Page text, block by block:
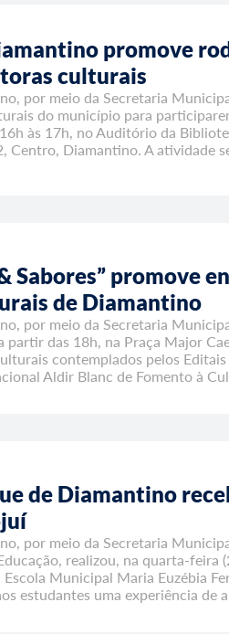
promove
culturais
por meio da Secretaria
do município para
às 17h, no Auditório da
Centro, Diamantino. A atividade
Sabores” promove
de Diamantino
por meio da Secretaria
das 18h, na Praça Major
contemplados pelos
Aldir Blanc de Fomento à
de Diamantino
por meio da Secretaria
realizou, na quarta-feira
Escola Municipal Maria Euzébia
estudantes uma experiência de